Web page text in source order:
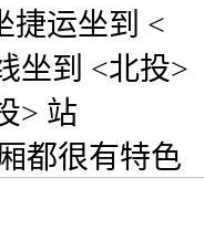
捷运坐到 <
坐到 <北投>
> 站
都很有特色